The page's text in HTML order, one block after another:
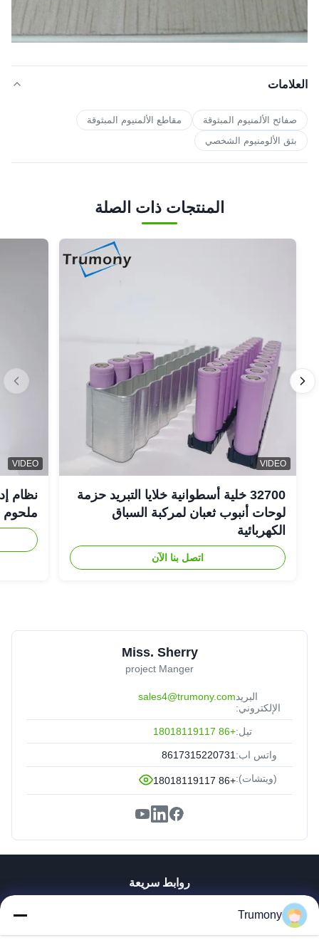
العلامات
صفائح الألمنيوم المبثوقة
مقاطع الألمنيوم المبثوقة
بثق الألومنيوم الشخصي
المنتجات ذات الصلة
VIDEO
32700 خلية أسطوانية خلايا التبريد حزمة
لوحات أنبوب ثعبان لمركبة السباق
الكهربائية
اتصل بنا الآن
VIDEO
نظام
ملحوم FSW
Miss. Sherry
project Manger
البريد
الإلكتروني:
sales4@trumony.com
تيل:+86 18018119117
واتس اب: 8617315220731
(ويتشات):+86 18018119117
روابط سريعة
Trumony